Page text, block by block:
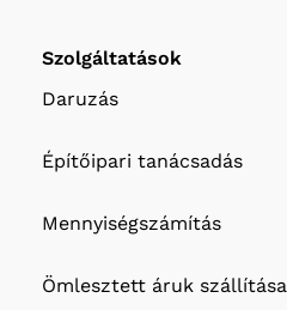
Szolgáltatások
Daruzás
Építőipari tanácsadás
Mennyiségszámítás
Ömlesztett áruk szállítása